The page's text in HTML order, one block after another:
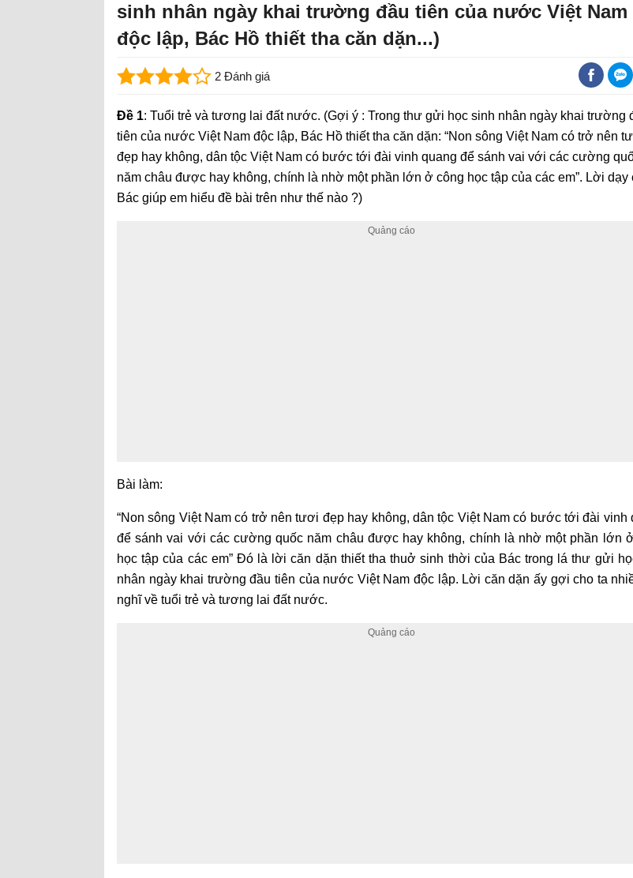
sinh nhân ngày khai trường đầu tiên của nước Việt Nam
độc lập, Bác Hồ thiết tha căn dặn...)
2 Đánh giá
Đề 1: Tuổi trẻ và tương lai đất nước. (Gợi ý : Trong thư gửi học sinh nhân ngày khai trường
tiên của nước Việt Nam độc lập, Bác Hồ thiết tha căn dặn: “Non sông Việt Nam có trở nên
đẹp hay không, dân tộc Việt Nam có bước tới đài vinh quang để sánh vai với các cường
năm châu được hay không, chính là nhờ một phần lớn ở công học tập của các em”. Lời dạy
Bác giúp em hiểu đề bài trên như thế nào ?)
Bài làm:
“Non sông Việt Nam có trở nên tươi đẹp hay không, dân tộc Việt Nam có bước tới đài vinh
để sánh vai với các cường quốc năm châu được hay không, chính là nhờ một phần lớn
học tập của các em” Đó là lời căn dặn thiết tha thuở sinh thời của Bác trong lá thư gửi
nhân ngày khai trường đầu tiên của nước Việt Nam độc lập. Lời căn dặn ấy gợi cho ta
nghĩ về tuổi trẻ và tương lai đất nước.